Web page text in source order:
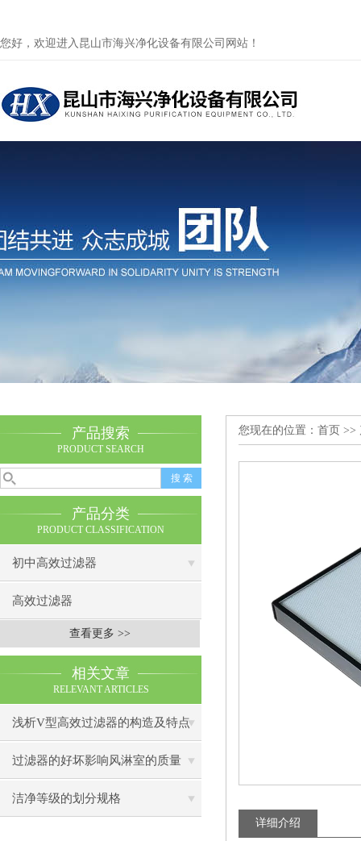
您好，欢迎进入昆山市海兴净化设备有限公司网站！
产品搜索
PRODUCT SEARCH
产品分类
PRODUCT CLASSIFICATION
初中高效过滤器
高效过滤器
查看更多 >>
相关文章
RELEVANT ARTICLES
浅析V型高效过滤器的构造及特点
过滤器的好坏影响风淋室的质量
洁净等级的划分规格
您现在的位置： 首页 >>
详细介绍